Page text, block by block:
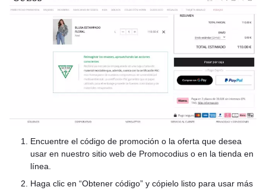
Encuentre el código de promoción o la oferta que desea
usar en nuestro sitio web de Promocodius o en la tienda en
línea.
Haga clic en “Obtener código” y cópielo listo para usar más